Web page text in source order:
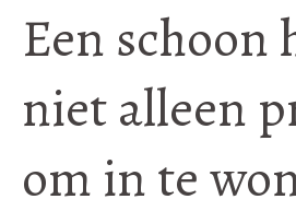
Een schoon
niet alleen
om in te